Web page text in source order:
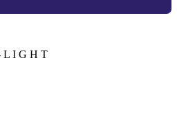
L I G H T